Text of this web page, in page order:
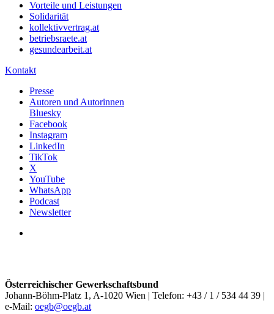
Vorteile und Leistungen
Solidarität
kollektivvertrag.at
betriebsraete.at
gesundearbeit.at
Kontakt
Presse
Autoren und Autorinnen
Bluesky
Facebook
Instagram
LinkedIn
TikTok
X
YouTube
WhatsApp
Podcast
Newsletter
Österreichischer Gewerkschaftsbund
Johann-Böhm-Platz 1, A-1020 Wien | Telefon: +43 / 1 / 534 44 39 |
e-Mail: oegb@oegb.at